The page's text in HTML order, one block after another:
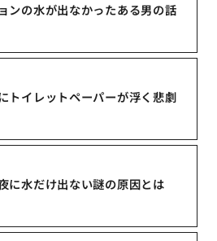
ンの水が出なかったある男の話
トイレットペーパーが浮く悲劇
に水だけ出ない謎の原因とは